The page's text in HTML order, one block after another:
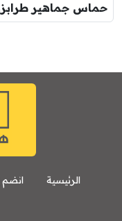
حماس جماهير
الرئيسية انضم